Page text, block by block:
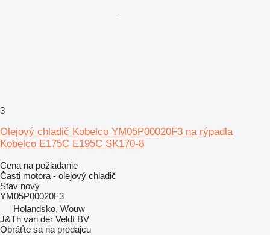
3
Olejový chladič Kobelco YM05P00020F3 na rýpadla
Kobelco E175C E195C SK170-8
Cena na požiadanie
Časti motora - olejový chladič
Stav nový
YM05P00020F3
Holandsko, Wouw
J&Th van der Veldt BV
Obráťte sa na predajcu